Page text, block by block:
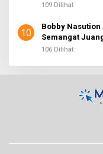
109 Dilihat
10
Bobby
Semangat Juang
106 Dilihat